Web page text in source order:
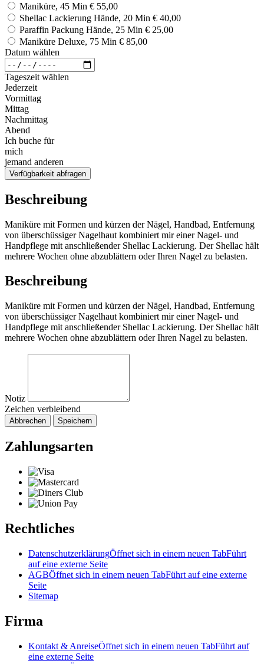
Maniküre, 45 Min € 55,00
Shellac Lackierung Hände, 20 Min € 40,00
Paraffin Packung Hände, 25 Min € 25,00
Maniküre Deluxe, 75 Min € 85,00
Datum wählen
Tageszeit wählen
Jederzeit
Vormittag
Mittag
Nachmittag
Abend
Ich buche für
mich
jemand anderen
Verfügbarkeit abfragen
Beschreibung
Maniküre mit Formen und kürzen der Nägel, Handbad, Entfernung
von überschüssiger Nagelhaut kombiniert mir einer Nagel- und
Handpflege mit anschließender Shellac Lackierung. Der Shellac hält
mehrere Wochen ohne abzublättern oder Ihren Nagel zu belasten.
Beschreibung
Maniküre mit Formen und kürzen der Nägel, Handbad, Entfernung
von überschüssiger Nagelhaut kombiniert mir einer Nagel- und
Handpflege mit anschließender Shellac Lackierung. Der Shellac hält
mehrere Wochen ohne abzublättern oder Ihren Nagel zu belasten.
Notiz
Zeichen verbleibend
Abbrechen Speichern
Zahlungsarten
Rechtliches
DatenschutzerklärungÖffnet sich in einem neuen TabFührt
auf eine externe Seite
AGBÖffnet sich in einem neuen TabFührt auf eine externe
Seite
Sitemap
Firma
Kontakt & AnreiseÖffnet sich in einem neuen TabFührt auf
eine externe Seite